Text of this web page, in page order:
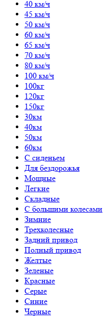
40 км/ч
45 км/ч
50 км/ч
60 км/ч
65 км/ч
70 км/ч
80 км/ч
100 км/ч
100кг
120кг
150кг
30км
40км
50км
60км
С сиденьем
Для бездорожья
Мощные
Легкие
Складные
С большими колесами
Зимние
Трехколесные
Задний привод
Полный привод
Желтые
Зеленые
Красные
Серые
Синие
Черные